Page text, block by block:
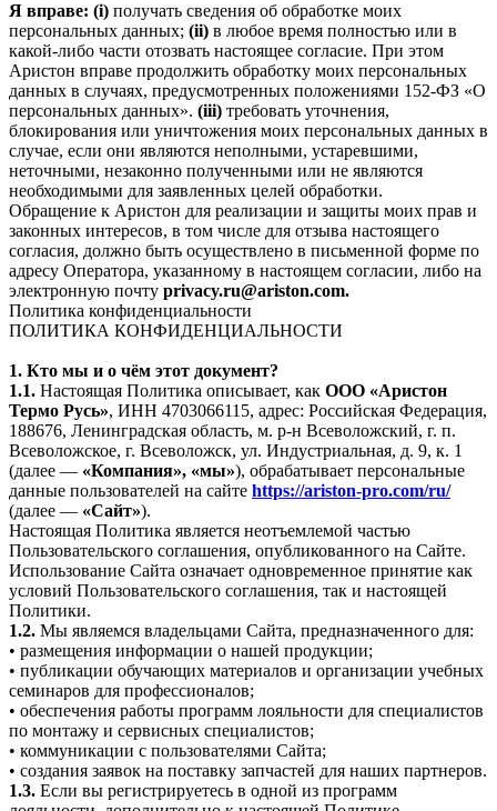
Я вправе: (i) получать сведения об обработке моих
персональных данных; (ii) в любое время полностью или в
какой-либо части отозвать настоящее согласие. При этом
Аристон вправе продолжить обработку моих персональных
данных в случаях, предусмотренных положениями 152-ФЗ «О
персональных данных». (iii) требовать уточнения,
блокирования или уничтожения моих персональных данных в
случае, если они являются неполными, устаревшими,
неточными, незаконно полученными или не являются
необходимыми для заявленных целей обработки.
Обращение к Аристон для реализации и защиты моих прав и
законных интересов, в том числе для отзыва настоящего
согласия, должно быть осуществлено в письменной форме по
адресу Оператора, указанному в настоящем согласии, либо на
электронную почту privacy.ru@ariston.com.
Политика конфиденциальности
ПОЛИТИКА КОНФИДЕНЦИАЛЬНОСТИ
1. Кто мы и о чём этот документ?
1.1. Настоящая Политика описывает, как ООО «Аристон
Термо Русь», ИНН 4703066115, адрес: Российская Федерация,
188676, Ленинградская область, м. р-н Всеволожский, г. п.
Всеволожское, г. Всеволожск, ул. Индустриальная, д. 9, к. 1
(далее — «Компания», «мы»), обрабатывает персональные
данные пользователей на сайте https://ariston-pro.com/ru/
(далее — «Сайт»).
Настоящая Политика является неотъемлемой частью
Пользовательского соглашения, опубликованного на Сайте.
Использование Сайта означает одновременное принятие как
условий Пользовательского соглашения, так и настоящей
Политики.
1.2. Мы являемся владельцами Сайта, предназначенного для:
• размещения информации о нашей продукции;
• публикации обучающих материалов и организации учебных
семинаров для профессионалов;
• обеспечения работы программ лояльности для специалистов
по монтажу и сервисных специалистов;
• коммуникации с пользователями Сайта;
• создания заявок на поставку запчастей для наших партнеров.
1.3. Если вы регистрируетесь в одной из программ